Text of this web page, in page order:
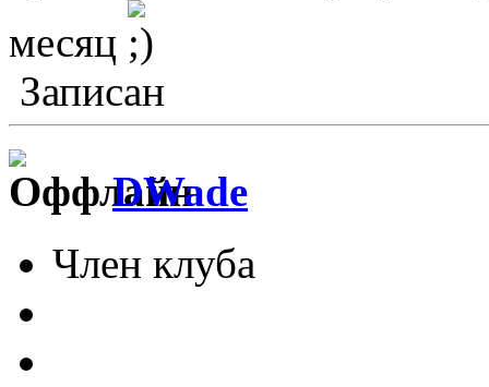
месяц
Записан
DWade
Член клуба